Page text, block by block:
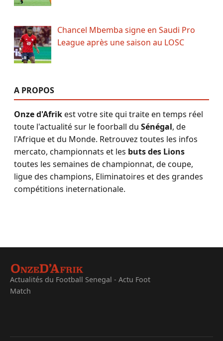
Chancel Mbemba signe en Saudi Pro
League après une saison au LOSC
A PROPOS
Onze d'Afrikest votre site qui traite en temps réel
toute l'actualité sur le foorball du Sénégal, de
l'Afrique et du Monde. Retrouvez toutes les infos
mercato, championnats et les buts des Lions
toutes les semaines de championnat, de coupe,
ligue des champions, Eliminatoires et des grandes
compétitions ineternationale.
Actualités du Football Senegal - Actu Foot
Match